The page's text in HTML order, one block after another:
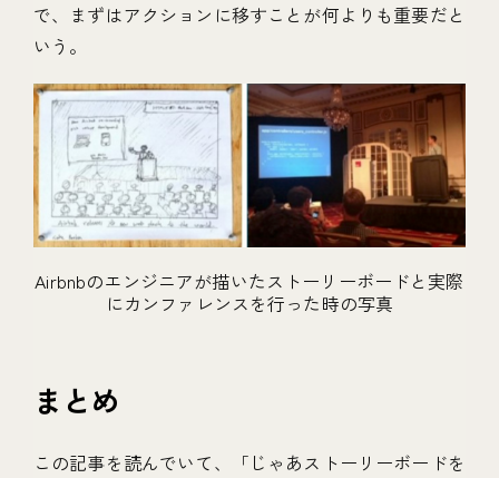
で、まずはアクションに移すことが何よりも重要だと
いう。
Airbnbのエンジニアが描いたストーリーボードと実際
にカンファレンスを行った時の写真
まとめ
この記事を読んでいて、「じゃあストーリーボードを